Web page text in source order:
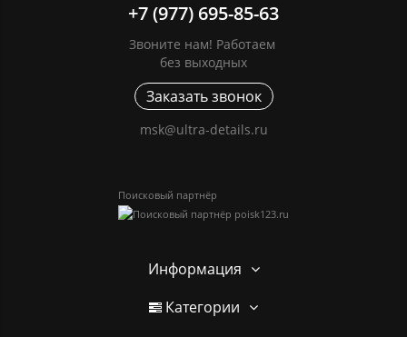
+7 (977) 695-85-63
Звоните нам! Работаем
без выходных
Заказать звонок
msk@ultra-details.ru
Поисковый партнёр
Информация
Категории